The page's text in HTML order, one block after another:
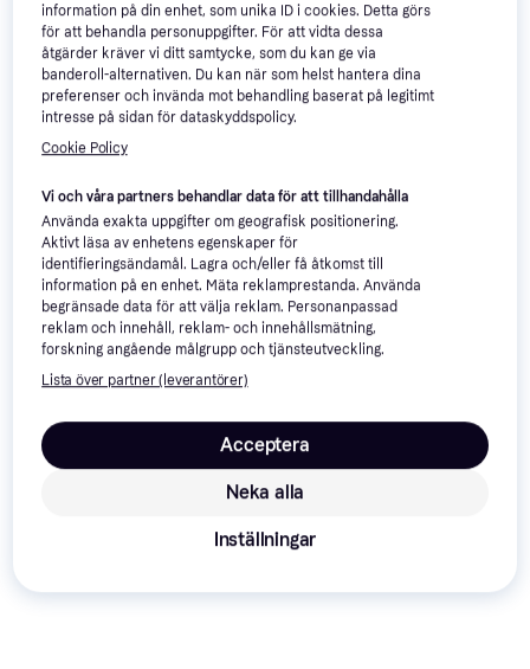
Bahco BH13000 3 Ton
Domkraft
2 849 kr
Från 981 kr/mån
9+ butiker
Soft99 Rain Drop Bazoka
Thule VeloCompact 13-pin
Cykelhållare, 2 cyklar
5 150 kr
9+ butiker
334 kr
9+ butiker
information på din enhet, som unika ID i cookies. Detta görs
för att behandla personuppgifter. För att vidta dessa
åtgärder kräver vi ditt samtycke, som du kan ge via
banderoll-alternativen. Du kan när som helst hantera dina
preferenser och invända mot behandling baserat på legitimt
intresse på sidan för dataskyddspolicy.
Cookie Policy
Vi och våra partners behandlar data för att tillhandahålla
Använda exakta uppgifter om geografisk positionering.
Aktivt läsa av enhetens egenskaper för
identifieringsändamål. Lagra och/eller få åtkomst till
information på en enhet. Mäta reklamprestanda. Använda
begränsade data för att välja reklam. Personanpassad
reklam och innehåll, reklam- och innehållsmätning,
forskning angående målgrupp och tjänsteutveckling.
Lista över partner (leverantörer)
Neka alla
Acceptera
Inställningar